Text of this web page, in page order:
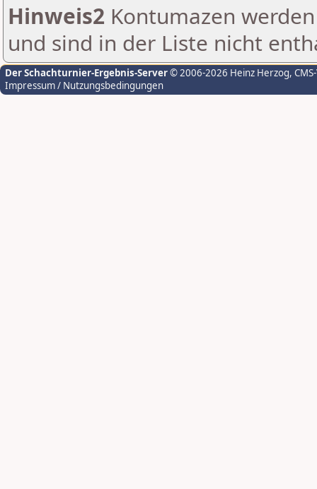
Hinweis2 Kontumazen
und sind in der Liste nicht
Der Schachturnier-Ergebnis-Server© 2006-2026 Heinz Herzog,
Impressum / Nutzungsbedingungen